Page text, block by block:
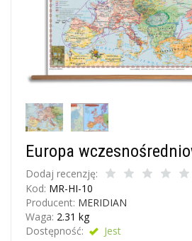
Europa
Dodaj recenzję:
Kod: MR-HI-10
Producent: MERIDIAN
Waga: 2.31 kg
Dostępność:
Jest